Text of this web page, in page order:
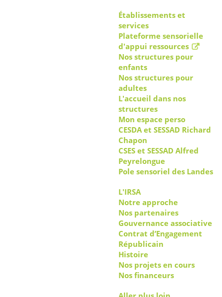
Établissements et
services
Plateforme sensorielle
d'appui ressources
Nos structures pour
enfants
Nos structures pour
adultes
L'accueil dans nos
structures
Mon espace perso
CESDA et SESSAD Richard
Chapon
CSES et SESSAD Alfred
Peyrelongue
Pole sensoriel des Landes
L'IRSA
Notre approche
Nos partenaires
Gouvernance associative
Contrat d’Engagement
Républicain
Histoire
Nos projets en cours
Nos financeurs